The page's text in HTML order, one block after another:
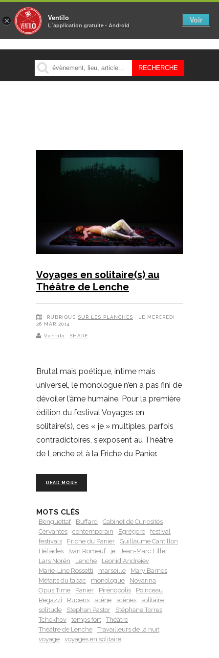
MENU
Voyages en solitaire(s) au
Théâtre de Lenche
RUBRIQUE SUR LES PLANCHES
, LE MERCREDI
26 MAR 2014
Ventilo SHARE
Brutal mais poétique, intime mais
universel, le monologue n’en a pas fini de
dévoiler l’âme humaine. Pour la première
édition du festival Voyages en
solitaire(s), ces « je » multiples, parfois
contradictoires, s’exposent au Théâtre
de Lenche et à la Friche du Panier.
READ MORE
MOTS CLÉS
Benguettaf Buffard
Cabinet de Curiosités
Cervantes
contemporain Egrégore
festival
festivals
Friche du Panier
Guillaume Cantillon
Héliades
Ivan Romeuf je
Jean-Marc Fillet
Lars Norén
Lenche
Leonid Andreiev
Marie-Line Rossetti
marseille
Mary Barnes
Méfaits du tabac
monologue
Novarina
Opus Time
Panier Pirénopolis
Poinceau
Regazzi
Rubens scène scènes
solitaire
solitude
Stephan Pastor
Stéphane Torres
Tchekhov
temps fort
Théâtre
Théâtre de Lenche
Travailleurs de la nuit
voyage
voyages en solitaire
× Ventilo
L´application gratuite - Android
Voir